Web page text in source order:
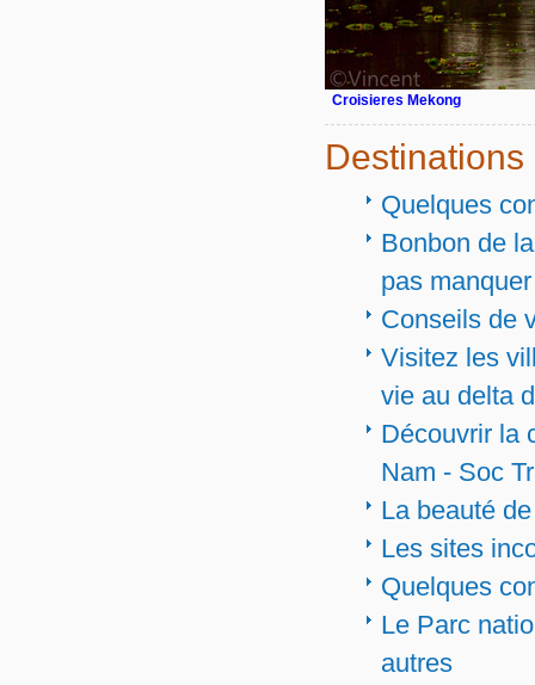
Croisieres Mekong
Quelques
Bonbon de
pas manquer
Conseils de
Visitez les
vie au delta
Découvrir la
Nam - Soc
La beauté
Les sites
Quelques
Le Parc
autres